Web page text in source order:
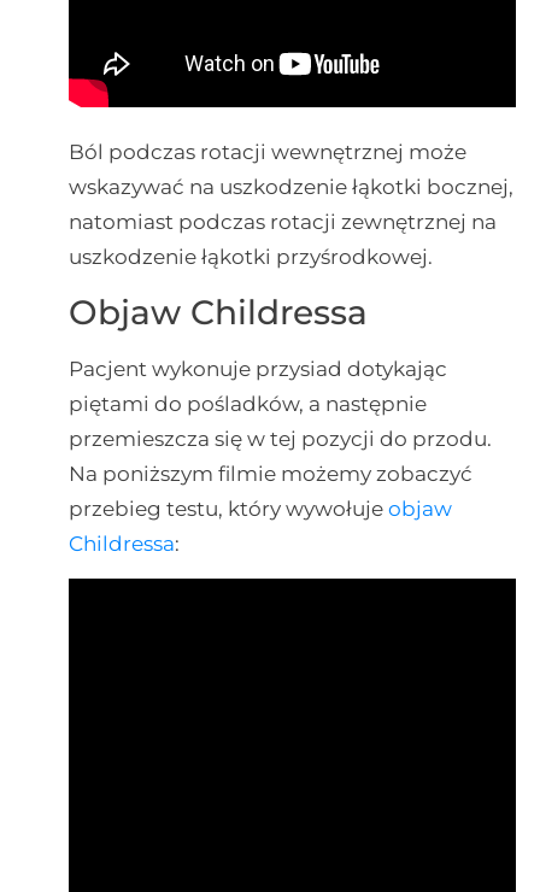
Ból podczas rotacji wewnętrznej może
wskazywać na uszkodzenie łąkotki bocznej,
natomiast podczas rotacji zewnętrznej na
uszkodzenie łąkotki przyśrodkowej.
Objaw Childressa
Pacjent wykonuje przysiad dotykając
piętami do pośladków, a następnie
przemieszcza się w tej pozycji do przodu.
Na poniższym filmie możemy zobaczyć
przebieg testu, który wywołuje objaw
Childressa: